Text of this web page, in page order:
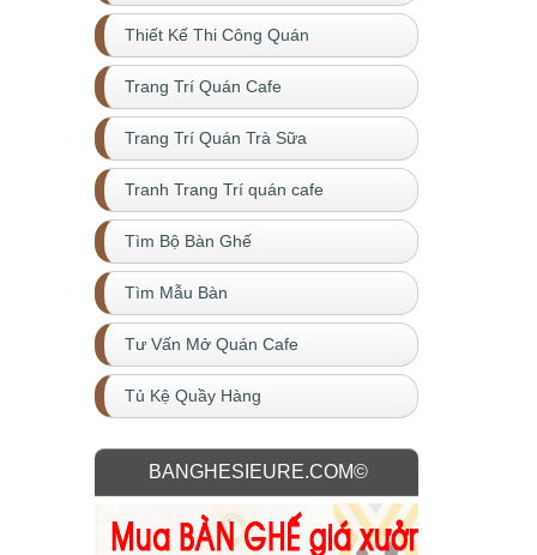
Thiết Kế Thi Công Quán
Trang Trí Quán Cafe
Trang Trí Quán Trà Sữa
Tranh Trang Trí quán cafe
Tìm Bộ Bàn Ghế
Tìm Mẫu Bàn
Tư Vấn Mở Quán Cafe
Tủ Kệ Quầy Hàng
BANGHESIEURE.COM©